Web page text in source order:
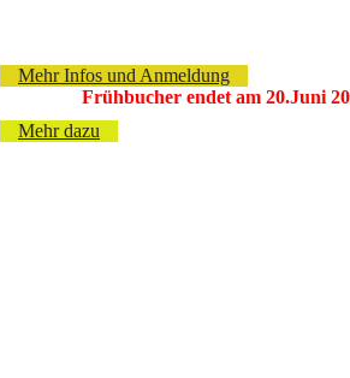
Mehr Infos und Anmeldung
Frühbucher endet am 20.Juni
Mehr dazu